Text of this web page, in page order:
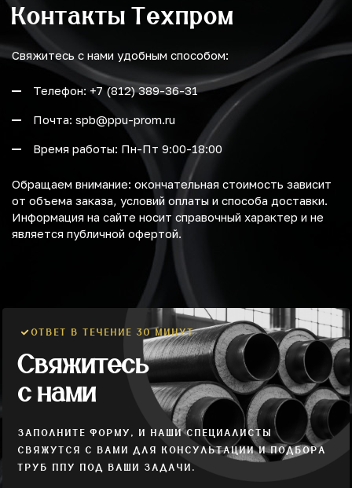
Контакты Техпром
Свяжитесь с нами удобным способом:
Телефон: +7 (812) 389-36-31
Почта: spb@ppu-prom.ru
Время работы: Пн-Пт 9:00-18:00
Обращаем внимание: окончательная стоимость зависит
от объема заказа, условий оплаты и способа доставки.
Информация на сайте носит справочный характер и не
является публичной офертой.
ОТВЕТ В ТЕЧЕНИЕ 30 МИНУТ
Свяжитесь
с нами
ЗАПОЛНИТЕ ФОРМУ, И НАШИ СПЕЦИАЛИСТЫ
СВЯЖУТСЯ С ВАМИ ДЛЯ КОНСУЛЬТАЦИИ И ПОДБОРА
ТРУБ ППУ ПОД ВАШИ ЗАДАЧИ.